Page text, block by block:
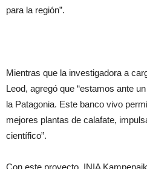
para la región”.
Mientras que la investigadora a
Leod, agregó que “estamos ante
la Patagonia. Este banco vivo
mejores plantas de calafate,
científico”.
Con este proyecto, INIA